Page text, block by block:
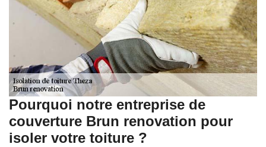
Pourquoi notre entreprise de
couverture Brun renovation pour
isoler votre toiture ?